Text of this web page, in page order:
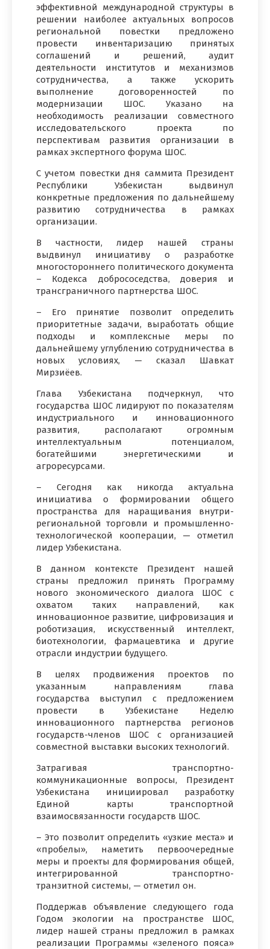
эффективной международной структуры в
решении наиболее актуальных вопросов
региональной повестки предложено
провести инвентаризацию принятых
соглашений и решений, аудит
деятельности институтов и механизмов
сотрудничества, а также ускорить
выполнение договоренностей по
модернизации ШОС. Указано на
необходимость реализации совместного
исследовательского проекта по
перспективам развития организации в
рамках экспертного форума ШОС.
С учетом повестки дня саммита Президент
Республики Узбекистан выдвинул
конкретные предложения по дальнейшему
развитию сотрудничества в рамках
организации.
В частности, лидер нашей страны
выдвинул инициативу о разработке
многостороннего политического документа
– Кодекса добрососедства, доверия и
трансграничного партнерства ШОС.
– Его принятие позволит определить
приоритетные задачи, выработать общие
подходы и комплексные меры по
дальнейшему углублению сотрудничества в
новых условиях, — сказал Шавкат
Мирзиёев.
Глава Узбекистана подчеркнул, что
государства ШОС лидируют по показателям
индустриального и инновационного
развития, располагают огромным
интеллектуальным потенциалом,
богатейшими энергетическими и
агроресурсами.
– Сегодня как никогда актуальна
инициатива о формировании общего
пространства для наращивания внутри-
региональной торговли и промышленно-
технологической кооперации, — отметил
лидер Узбекистана.
В данном контексте Президент нашей
страны предложил принять Программу
нового экономического диалога ШОС с
охватом таких направлений, как
инновационное развитие, цифровизация и
роботизация, искусственный интеллект,
биотехнологии, фармацевтика и другие
отрасли индустрии будущего.
В целях продвижения проектов по
указанным направлениям глава
государства выступил с предложением
провести в Узбекистане Неделю
инновационного партнерства регионов
государств-членов ШОС с организацией
совместной выставки высоких технологий.
Затрагивая транспортно-
коммуникационные вопросы, Президент
Узбекистана инициировал разработку
Единой карты транспортной
взаимосвязанности государств ШОС.
– Это позволит определить «узкие места» и
«пробелы», наметить первоочередные
меры и проекты для формирования общей,
интегрированной транспортно-
транзитной системы, — отметил он.
Поддержав объявление следующего года
Годом экологии на пространстве ШОС,
лидер нашей страны предложил в рамках
реализации Программы «зеленого пояса»